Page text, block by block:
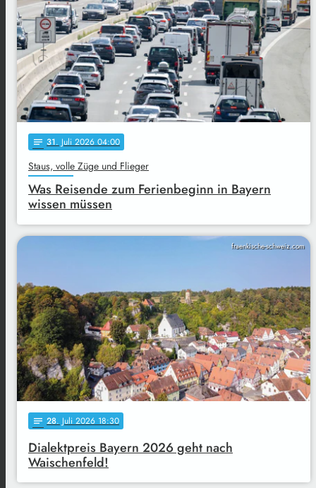
notes 31. Juli 2026 04:00
Staus, volle Züge und Flieger
Was Reisende zum Ferienbeginn in Bayern
wissen müssen
fraenkische-schweiz.com
notes 28. Juli 2026 18:30
Dialektpreis Bayern 2026 geht nach
Waischenfeld!